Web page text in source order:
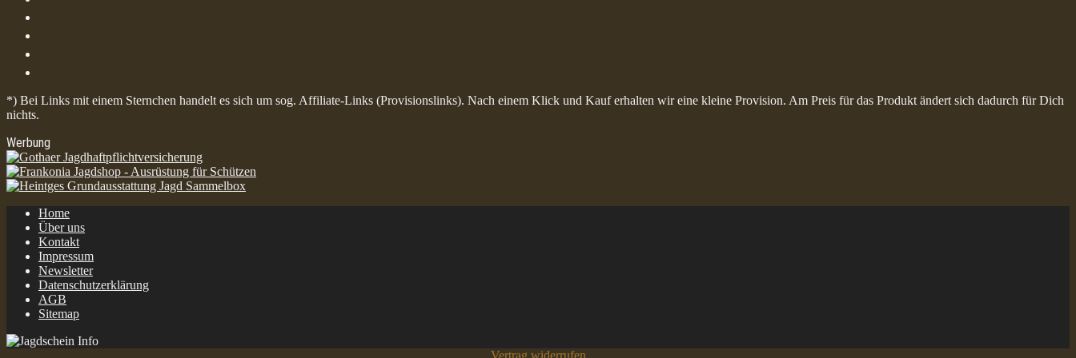
*) Bei Links mit einem Sternchen handelt es sich um sog. Affiliate-Links (Provisionslinks). Nach einem Klick und Kauf erhalten wir eine kleine Provision. Am Preis für das Produkt ändert sich dadurch für Dich
nichts.
Werbung
Home
Über uns
Kontakt
Impressum
Newsletter
Datenschutzerklärung
AGB
Sitemap
Vertrag widerrufen